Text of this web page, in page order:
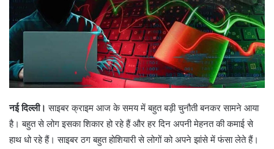
i
l
नई दिल्ली। साइबर क्राइम आज के समय में बहुत बड़ी चुनौती बनकर सामने आया
है। बहुत से लोग इसका शिकार हो रहे हैं और हर दिन अपनी मेहनत की कमाई से
हाथ धो रहे हैं। साइबर ठग बहुत होशियारी से लोगों को अपने झांसे में फंसा लेते हैं।